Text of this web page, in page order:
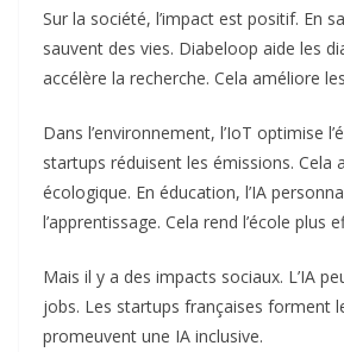
Sur la société, l’impact est positif. En
sauvent des vies. Diabeloop aide les
accélère la recherche. Cela améliore
Dans l’environnement, l’IoT optimise
startups réduisent les émissions. Cela
écologique. En éducation, l’IA
l’apprentissage. Cela rend l’école plus
Mais il y a des impacts sociaux. L’IA
jobs. Les startups françaises forment
promeuvent une IA inclusive.